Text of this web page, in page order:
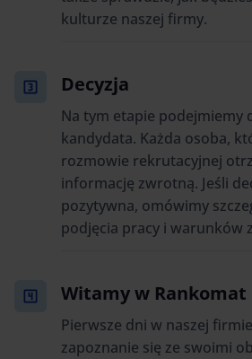
kulturze naszej firmy.
Decyzja
Na tym etapie podejmiemy
kandydata. Każda osoba,
rozmowie rekrutacyjnej
informację zwrotną. Jeśli
pozytywna, omówimy
podjęcia pracy i warunków
Witamy w Rankomat
Pierwsze dni w naszej
zapoznanie się ze swoimi